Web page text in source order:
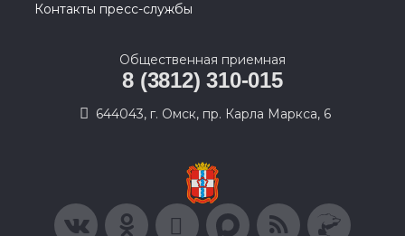
Контакты пресс-службы
Общественная приемная
8 (3812) 310-015
644043, г. Омск, пр. Карла Маркса, 6